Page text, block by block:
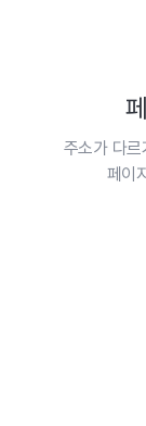
주소가 다
페이